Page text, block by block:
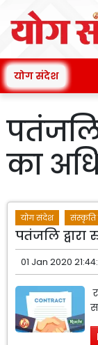
योग संदेश
पतंजलि
का
योग संदेश संस्कृति
पतंजलि द्वारा
01 Jan 2020